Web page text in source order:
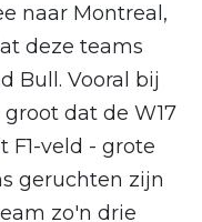
naar Montreal,
deze teams
Bull. Vooral bij
dat de W17
F1-veld - grote
geruchten zijn
zo'n drie